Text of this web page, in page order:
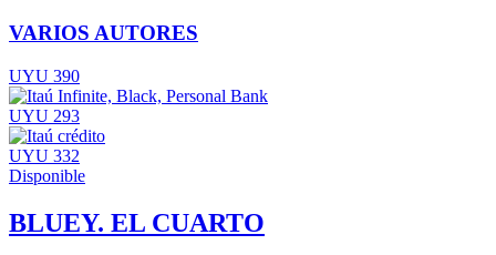
VARIOS AUTORES
UYU 390
UYU 293
UYU 332
Disponible
BLUEY. EL CUARTO